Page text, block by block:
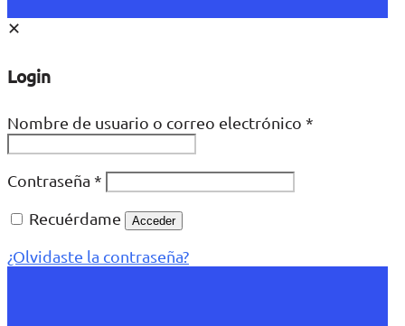
✕
Login
Nombre de usuario o correo electrónico *
Contraseña *
Recuérdame
Acceder
¿Olvidaste la contraseña?